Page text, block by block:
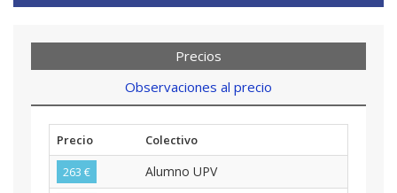
Precios
Observaciones al precio
Precio
Colectivo
263 €
Alumno UPV